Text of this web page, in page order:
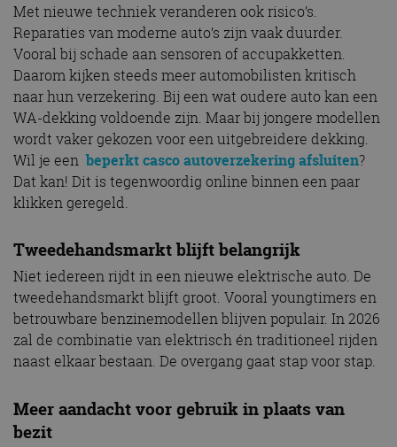
Met nieuwe techniek veranderen ook risico’s.
Reparaties van moderne auto’s zijn vaak duurder.
Vooral bij schade aan sensoren of accupakketten.
Daarom kijken steeds meer automobilisten kritisch
naar hun verzekering. Bij een wat oudere auto kan een
WA-dekking voldoende zijn. Maar bij jongere modellen
wordt vaker gekozen voor een uitgebreidere dekking.
Wil je een beperkt casco autoverzekering afsluiten?
Dat kan! Dit is tegenwoordig online binnen een paar
klikken geregeld.
Tweedehandsmarkt blijft belangrijk
Niet iedereen rijdt in een nieuwe elektrische auto. De
tweedehandsmarkt blijft groot. Vooral youngtimers en
betrouwbare benzinemodellen blijven populair. In 2026
zal de combinatie van elektrisch én traditioneel rijden
naast elkaar bestaan. De overgang gaat stap voor stap.
Meer aandacht voor gebruik in plaats van
bezit